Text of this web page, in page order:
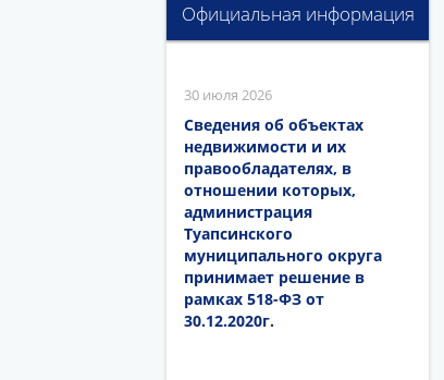
Официальная информация
30 июля 2026
Сведения об объектах
недвижимости и их
правообладателях, в
отношении которых,
администрация
Туапсинского
муниципального округа
принимает решение в
рамках 518-ФЗ от
30.12.2020г.